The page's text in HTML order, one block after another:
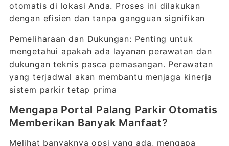
otomatis di lokasi Anda. Proses ini dilakukan
dengan efisien dan tanpa gangguan signifikan
Pemeliharaan dan Dukungan: Penting untuk
mengetahui apakah ada layanan perawatan dan
dukungan teknis pasca pemasangan. Perawatan
yang terjadwal akan membantu menjaga kinerja
sistem parkir tetap prima
Mengapa Portal Palang Parkir Otomatis
Memberikan Banyak Manfaat?
Melihat banyaknya opsi yang ada, mengapa